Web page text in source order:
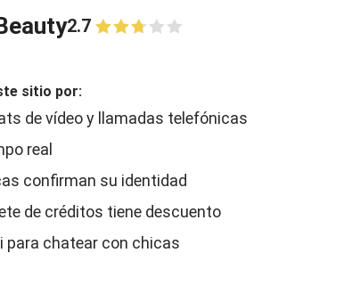
2.7
sitio por:
de vídeo y llamadas telefónicas
real
confirman su identidad
de créditos tiene descuento
para chatear con chicas